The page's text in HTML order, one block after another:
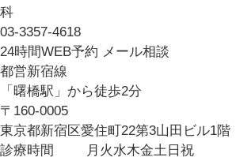
03-3357-4618
24時間WEB予約 メール相談
都営新宿線
「曙橋駅」 から徒歩2分
〒160-0005
東京都新宿区愛住町22第3山田ビル1階
診療時間
月 火水木金土 日 祝